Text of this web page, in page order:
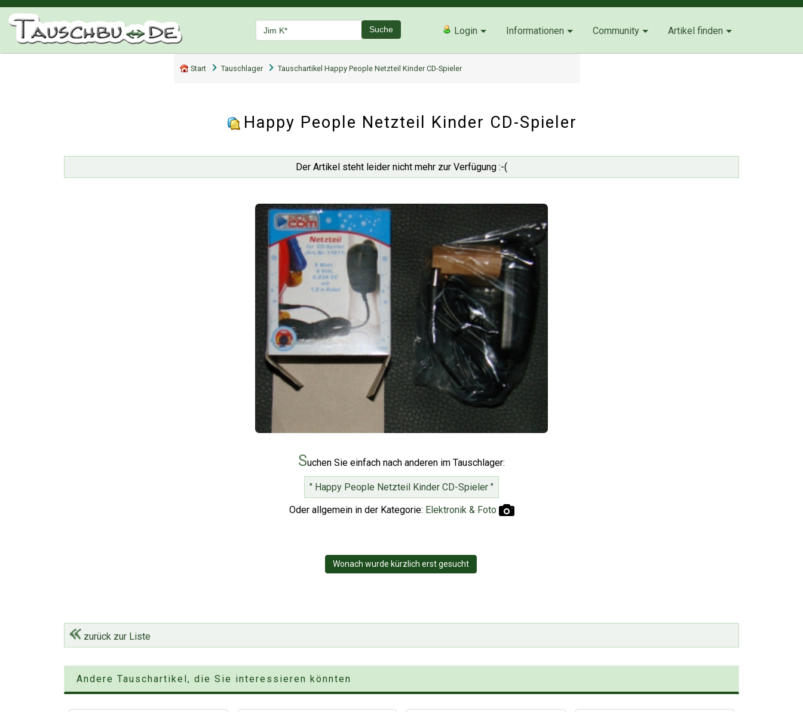
Suche Login Informationen Community Artikel finden
Start Tauschlager Tauschartikel Happy People Netzteil Kinder CD-Spieler
Happy People Netzteil Kinder CD-Spieler
Der Artikel steht leider nicht mehr zur Verfügung :-(
Suchen Sie einfach nach anderen im Tauschlager:
" Happy People Netzteil Kinder CD-Spieler "
Oder allgemein in der Kategorie: Elektronik & Foto
Wonach wurde kürzlich erst gesucht
zurück zur Liste
Andere Tauschartikel, die Sie interessieren könnten